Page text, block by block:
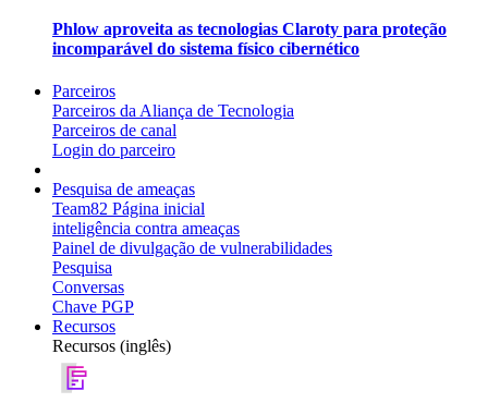
Phlow aproveita as tecnologias Claroty para proteção
incomparável do sistema físico cibernético
Parceiros
Parceiros da Aliança de Tecnologia
Parceiros de canal
Login do parceiro
Pesquisa de ameaças
Team82 Página inicial
inteligência contra ameaças
Painel de divulgação de vulnerabilidades
Pesquisa
Conversas
Chave PGP
Recursos
Recursos (inglês)